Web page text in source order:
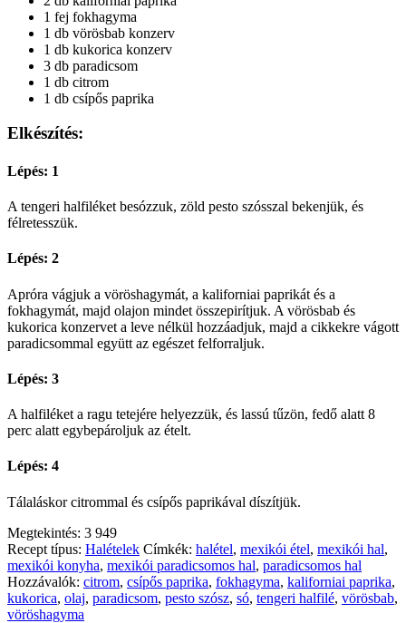
1 fej fokhagyma
1 db vörösbab konzerv
1 db kukorica konzerv
3 db paradicsom
1 db citrom
1 db csípős paprika
Elkészítés:
Lépés: 1
A tengeri halfiléket besózzuk, zöld pesto szósszal bekenjük, és
félretesszük.
Lépés: 2
Apróra vágjuk a vöröshagymát, a kaliforniai paprikát és a
fokhagymát, majd olajon mindet összepirítjuk. A vörösbab és
kukorica konzervet a leve nélkül hozzáadjuk, majd a cikkekre vágott
paradicsommal együtt az egészet felforraljuk.
Lépés: 3
A halfiléket a ragu tetejére helyezzük, és lassú tűzön, fedő alatt 8
perc alatt egybepároljuk az ételt.
Lépés: 4
Tálaláskor citrommal és csípős paprikával díszítjük.
Megtekintés: 3 949
Recept típus: Halételek Címkék: halétel, mexikói étel, mexikói hal,
mexikói konyha, mexikói paradicsomos hal, paradicsomos hal
Hozzávalók: citrom, csípős paprika, fokhagyma, kaliforniai paprika,
kukorica, olaj, paradicsom, pesto szósz, só, tengeri halfilé, vörösbab,
vöröshagyma